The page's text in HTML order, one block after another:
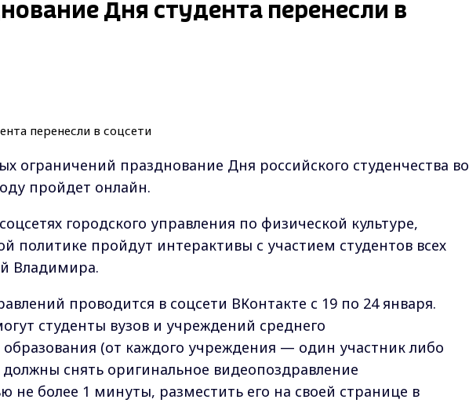
Дня студента перенесли в
ограничений празднование Дня российского студенчества во
пройдет онлайн.
городского управления по физической культуре,
политике пройдут интерактивы с участием студентов всех
Владимира.
проводится в соцсети ВКонтакте с 19 по 24 января.
студенты вузов и учреждений среднего
образования (от каждого учреждения — один участник либо
снять оригинальное видеопоздравление
не более 1 минуты, разместить его на своей странице в